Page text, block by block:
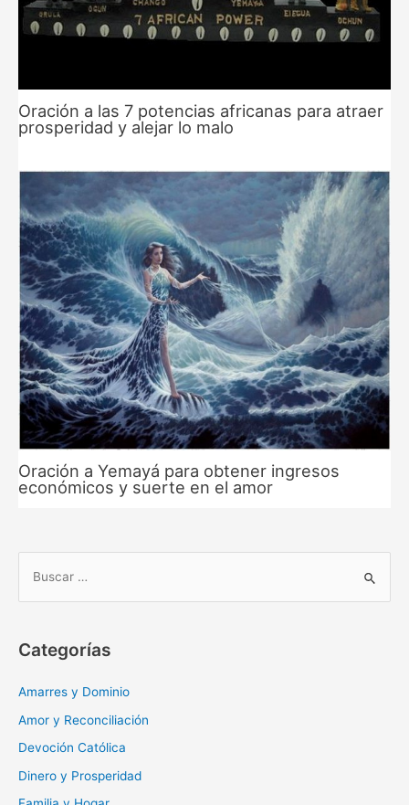
Oración a las 7 potencias africanas para atraer
prosperidad y alejar lo malo
Oración a Yemayá para obtener ingresos
económicos y suerte en el amor
r
Categorías
Amarres y Dominio
Amor y Reconciliación
Devoción Católica
Dinero y Prosperidad